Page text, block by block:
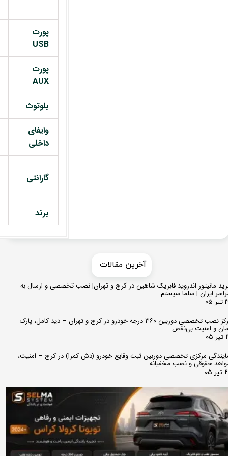
پورت
USB
پورت
AUX
بلوتوث
وایفای
داخلی
گارانتی
برند
مانیتور اندروید فابریک شاهین در کرج و تهران| نصب تخصصی و ارسال به
ایران | سلما سیستم
مرکز نصب تخصصی دوربین ۳۶۰ درجه خودرو در کرج و تهران – دید کامل، پارک
و امنیت بی‌نقص
مرکزی تخصصی دوربین ثبت وقایع خودرو (دش کمرا) در کرج – امنیت،
حقوقی و نصب مخفیانه
​​آخرین مقالات